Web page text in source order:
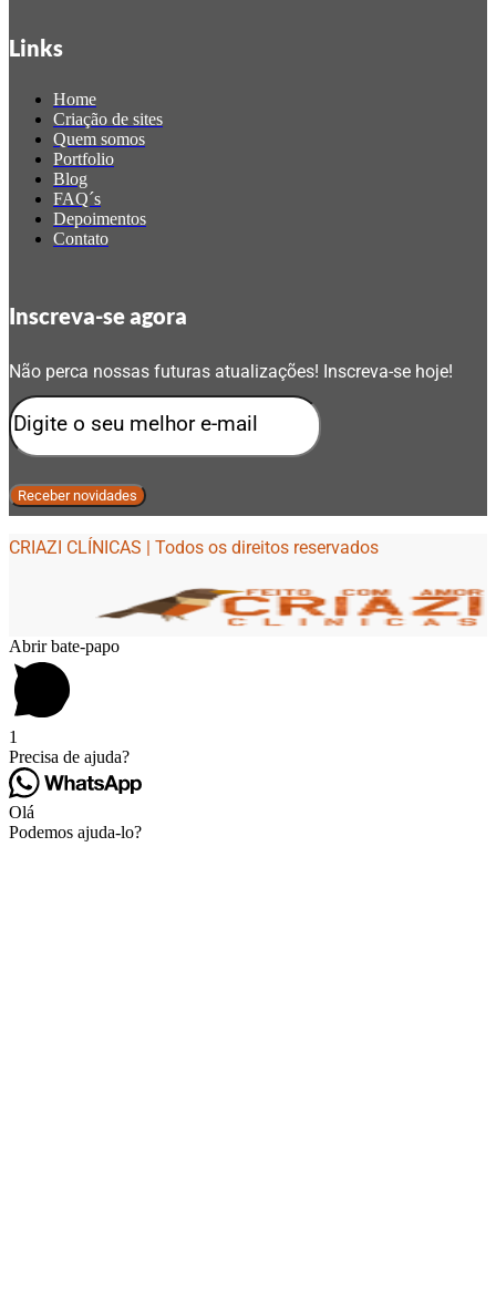
Links
Home
Criação de sites
Quem somos
Portfolio
Blog
FAQ´s
Depoimentos
Contato
Inscreva-se agora
Não perca nossas futuras atualizações! Inscreva-se hoje!
CRIAZI CLÍNICAS | Todos os direitos reservados
Abrir bate-papo
1
Precisa de ajuda?
Olá
Podemos ajuda-lo?